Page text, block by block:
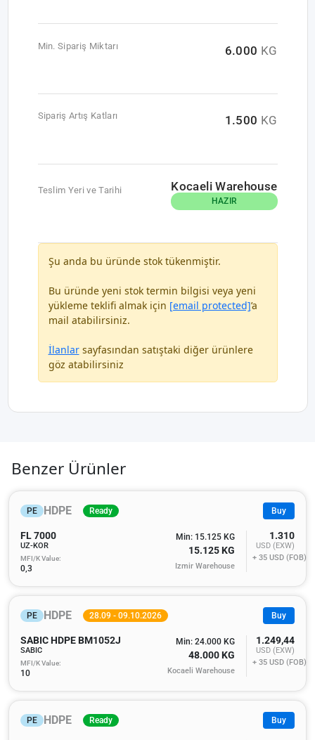
Min. Sipariş Miktarı 6.000 KG
Sipariş Artış Katları 1.500 KG
Teslim Yeri ve Tarihi Kocaeli Warehouse
HAZIR
Şu anda bu üründe stok tükenmiştir.
Bu üründe yeni stok termin bilgisi veya yeni
yükleme teklifi almak için [email protected]’a
mail atabilirsiniz.
İlanlarsayfasından satıştaki diğer ürünlere
göz atabilirsiniz
Benzer Ürünler
PE HDPE Ready Buy
FL 7000
UZ-KOR
MFI/K Value:
0,3
Min: 15.125 KG
15.125 KG
Izmir Warehouse
1.310
USD (EXW)
+ 35 USD (FOB)
PE HDPE 28.09 - 09.10.2026 Buy
SABIC HDPE BM1052J
SABIC
MFI/K Value:
10
Min: 24.000 KG
48.000 KG
Kocaeli Warehouse
1.249,44
USD (EXW)
+ 35 USD (FOB)
PE HDPE Ready Buy